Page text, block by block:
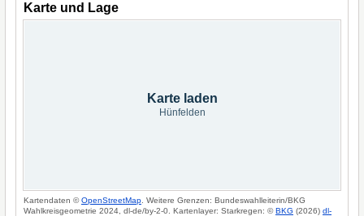
Karte und Lage
Karte laden
Hünfelden
Kartendaten ©OpenStreetMap . Weitere Grenzen: Bundeswahlleiterin/BKG
Wahlkreisgeometrie 2024, dl-de/by-2-0. Kartenlayer: Starkregen: ©BKG (2026) dl-